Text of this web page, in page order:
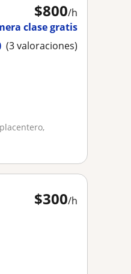
$800/h
clase gratis
(3 valoraciones)
$300/h